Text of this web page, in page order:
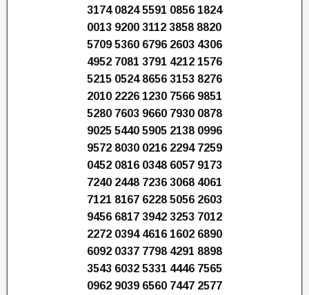
3174 0824 5591 0856 1824
0013 9200 3112 3858 8820
5709 5360 6796 2603 4306
4952 7081 3791 4212 1576
5215 0524 8656 3153 8276
2010 2226 1230 7566 9851
5280 7603 9660 7930 0878
9025 5440 5905 2138 0996
9572 8030 0216 2294 7259
0452 0816 0348 6057 9173
7240 2448 7236 3068 4061
7121 8167 6228 5056 2603
9456 6817 3942 3253 7012
2272 0394 4616 1602 6890
6092 0337 7798 4291 8898
3543 6032 5331 4446 7565
0962 9039 6560 7447 2577